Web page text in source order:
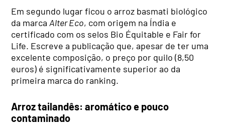
Em segundo lugar ficou o arroz basmati biológico
da marcaAlter Eco, com origem na Índia e
certificado com os selos Bio Équitable e Fair for
Life. Escreve a publicação que, apesar de ter uma
excelente composição, o preço por quilo (8,50
euros) é significativamente superior ao da
primeira marca do ranking.
Arroz tailandês: aromático e pouco
contaminado